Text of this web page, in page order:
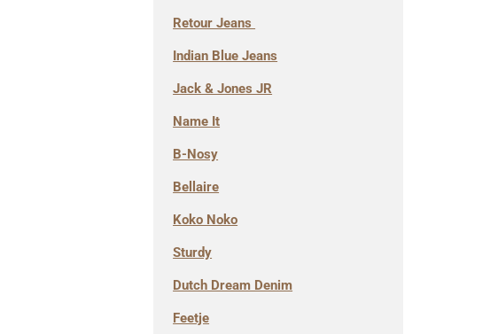
Retour Jeans
Indian Blue Jeans
Jack & Jones JR
Name It
B-Nosy
Bellaire
Koko Noko
Sturdy
Dutch Dream Denim
Feetje